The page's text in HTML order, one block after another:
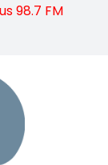
98.7 FM